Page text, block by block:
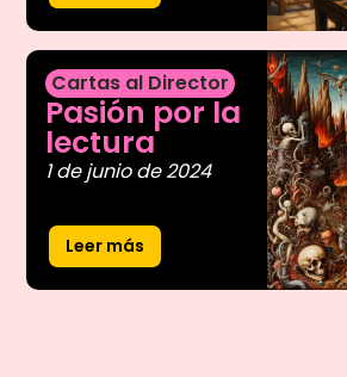
Cartas al Director
Pasión por la
lectura
1 de junio de 2024
Leer más